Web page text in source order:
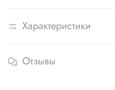
Характеристики
Отзывы